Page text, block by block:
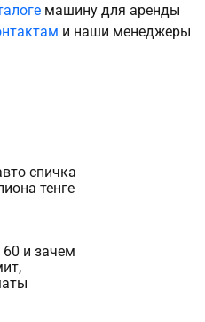
машину для аренды
и наши менеджеры
спичка
тенге
60 и зачем